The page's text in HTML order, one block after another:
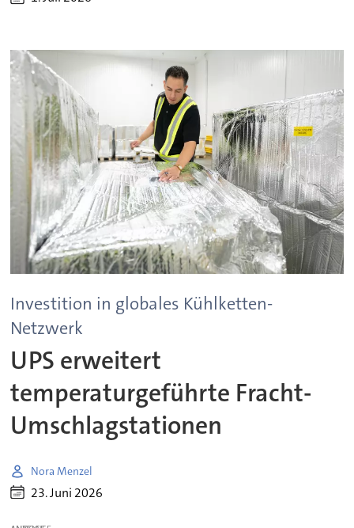
Investition in globales Kühlketten-
Netzwerk
UPS erweitert
temperaturgeführte Fracht-
Umschlagstationen
Nora Menzel
23. Juni 2026